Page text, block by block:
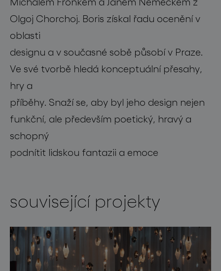
Olgoj Chorchoj. Boris získal řadu ocenění v
oblasti
designu a v současné sobě působí v Praze.
Ve své tvorbě hledá konceptuální přesahy,
hry a
příběhy. Snaží se, aby byl jeho design nejen
funkční, ale především poetický, hravý a
schopný
podnítit lidskou fantazii a emoce
související projekty